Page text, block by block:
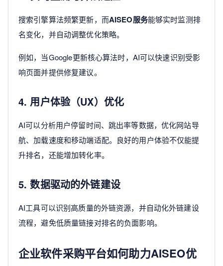
搜索引擎算法频繁更新，而AISEO服务能够实时监测排
名变化，并自动调整优化策略。
例如，当Google更新核心算法时，AI可以快速识别受影
响页面并提供修复建议。
4. 用户体验（UX）优化
AI可以分析用户停留时间、跳出率等数据，优化网站导
航、加载速度和移动端适配。良好的用户体验不仅能提
升排名，还能增加转化率。
5. 数据驱动的外链建设
AI工具可以识别高质量的外链资源，并自动化外链建设
流程，避免低质量链接对排名的负面影响。
企业软件采购平台如何助力AISEO优